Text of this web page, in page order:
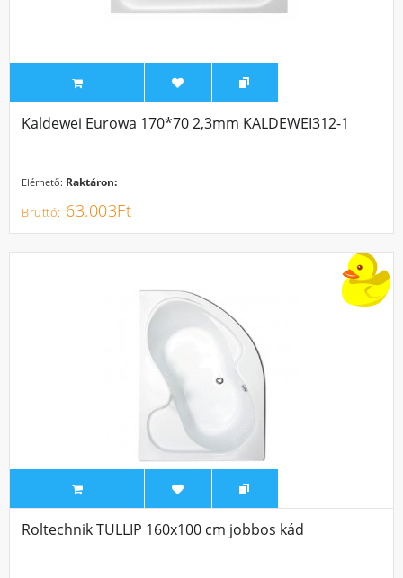
Kaldewei Eurowa 170*70 2,3mm KALDEWEI312-1
Elérhető: Raktáron:
63.003Ft
Roltechnik TULLIP 160x100 cm jobbos kád